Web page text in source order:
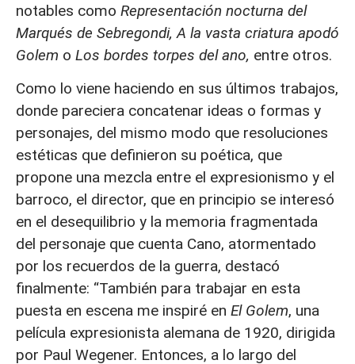
notables como Representación nocturna del
Marqués de Sebregondi, A la vasta criatura apodó
Golem o Los bordes torpes del ano, entre otros.
Como lo viene haciendo en sus últimos trabajos,
donde pareciera concatenar ideas o formas y
personajes, del mismo modo que resoluciones
estéticas que definieron su poética, que
propone una mezcla entre el expresionismo y el
barroco, el director, que en principio se interesó
en el desequilibrio y la memoria fragmentada
del personaje que cuenta Cano, atormentado
por los recuerdos de la guerra, destacó
finalmente: “También para trabajar en esta
puesta en escena me inspiré en El Golem, una
película expresionista alemana de 1920, dirigida
por Paul Wegener. Entonces, a lo largo del